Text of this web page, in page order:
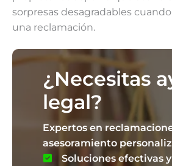
sorpresas desagradables
una reclamación.
¿Necesitas
legal?
Expertos en
asesoramiento
Soluciones efectivas